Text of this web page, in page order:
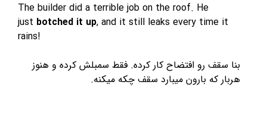
The builder did a terrible job on the roof. He
just botched it up, and it still leaks every time it
rains!
بنا سقف رو افتضاح کار کرده. فقط سمبلش کرده و هنوز
هربار که بارون میبارد سقف چکه میکنه.